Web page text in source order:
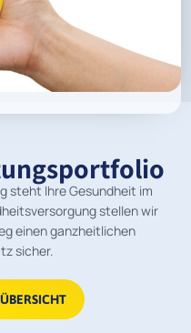
steht Ihre Gesundheit im
stellen wir
einen ganzheitlichen
sicher.